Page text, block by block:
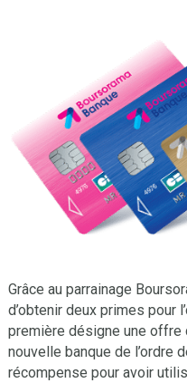
Grâce au parrainage
d’obtenir deux primes pour
première désigne une offre
nouvelle banque de l’ordre
récompense pour avoir